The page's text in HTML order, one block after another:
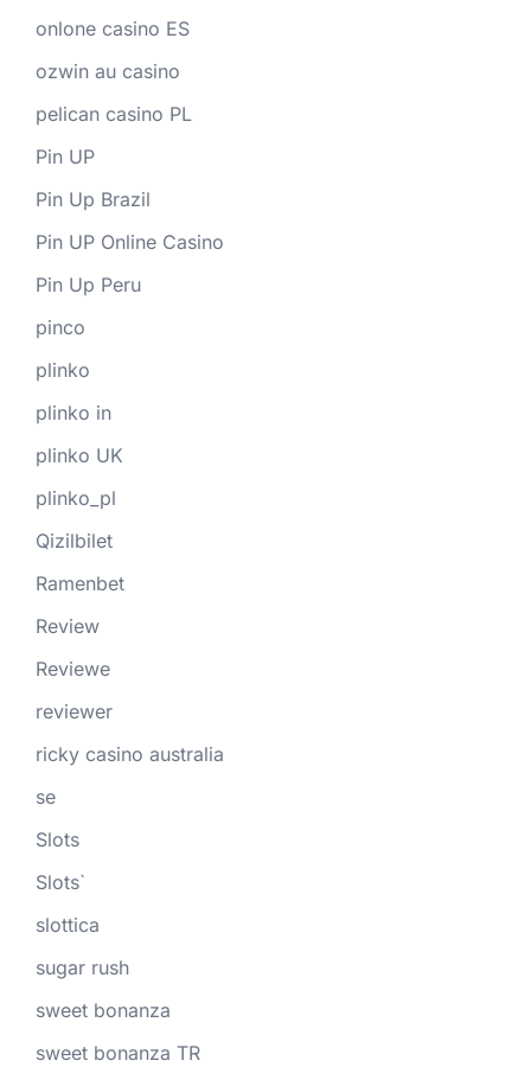
onlone casino ES
ozwin au casino
pelican casino PL
Pin UP
Pin Up Brazil
Pin UP Online Casino
Pin Up Peru
pinco
plinko
plinko in
plinko UK
plinko_pl
Qizilbilet
Ramenbet
Review
Reviewe
reviewer
ricky casino australia
se
Slots
Slots`
slottica
sugar rush
sweet bonanza
sweet bonanza TR